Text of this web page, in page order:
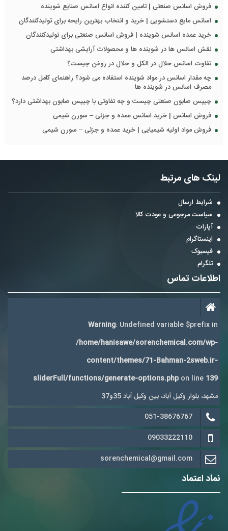
فروش اسانس صنعتی | تامین کننده انواع اسانس صنایع شوینده
اسانس مایع دستشویی | خرید و انتخاب بهترین رایحه برای تولیدکنندگان
خرید عمده اسانس شوینده | فروش اسانس صنعتی برای تولیدکنندگان
نقش اسانس ها در شوینده ها و محصولات آرایشی بهداشتی
تفاوت اسانس حلال در الکل و حلال در روغن چیست؟
چه مقدار اسانس در مواد شوینده استفاده می شود؟ راهنمای کامل درصد
مصرف اسانس در شوینده ها
چیپس صابون صنعتی چیست و چه تفاوتی با چیپس صابون بهداشتی دارد؟
فروش اسانس | خرید اسانس عمده و جزئی – سورن شیمی
فروش مواد اولیه شیمیایی | خرید عمده و جزئی – سورن شیمی
لینک های مرتبط
شرایط ارسال
سیاست مرجوعی و عودت کالا
آپارات
اینستاگرام
فیسبوک
تلگرام
اطلاعات تماس
Warning: Undefined variable $prefix in
/home/hanisawe/sorenchemical.com/wp-
content/themes/71-Bahman-2sweb.ir-
sliderFull/functions/generate-options.php on line 139
مشهد، بلوار وکیل آباد، بین وکیل آباد 35و37
051-38676767
09033222110
sorenchemical@gmail.com
نماد اعتماد